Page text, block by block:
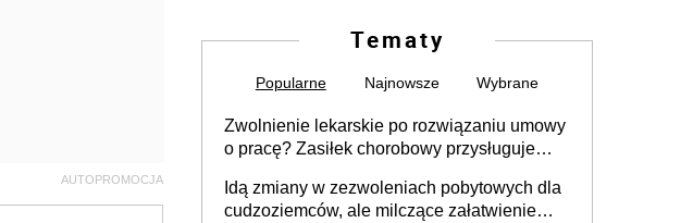
AUTOPROMOCJA
Tematy
Popularne Najnowsze Wybrane
Zwolnienie lekarskie po rozwiązaniu umowy
o pracę? Zasiłek chorobowy przysługuje
dni od ustania stosunku pracy
Idą zmiany w zezwoleniach pobytowych dla
cudzoziemców, ale milczące załatwienie